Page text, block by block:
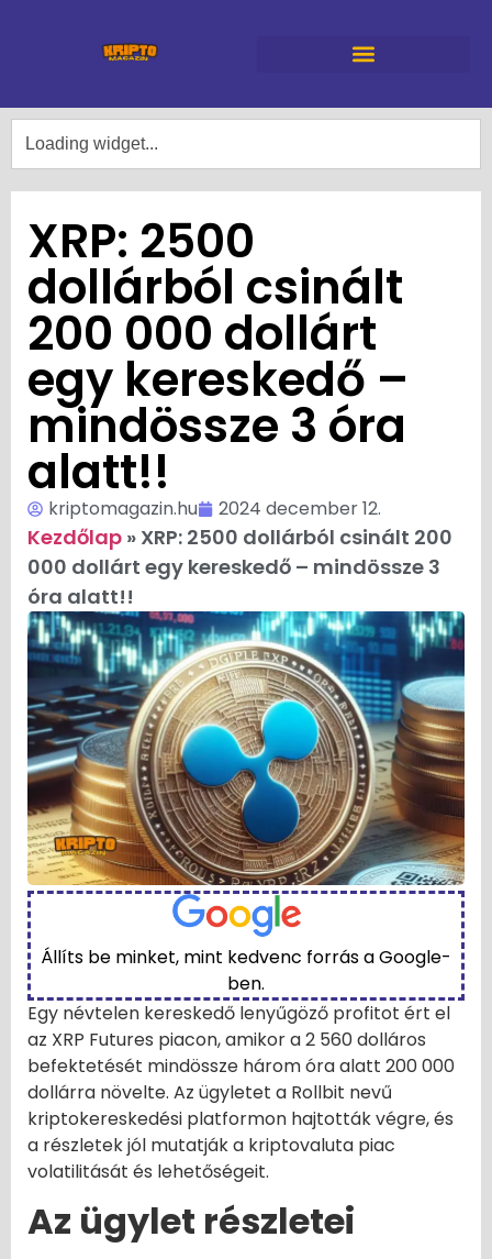
XRP: 2500
dollárból csinált
200 000 dollárt
egy kereskedő –
mindössze 3 óra
alatt!!
kriptomagazin.hu 2024 december 12.
Kezdőlap » XRP: 2500 dollárból csinált 200
000 dollárt egy kereskedő – mindössze 3
óra alatt!!
Állíts be minket, mint kedvenc forrás a Google-
ben.
Egy névtelen kereskedő lenyűgöző profitot ért el
az XRP Futures piacon, amikor a 2 560 dolláros
befektetését mindössze három óra alatt 200 000
dollárra növelte. Az ügyletet a Rollbit nevű
kriptokereskedési platformon hajtották végre, és
a részletek jól mutatják a kriptovaluta piac
volatilitását és lehetőségeit.
Az ügylet részletei